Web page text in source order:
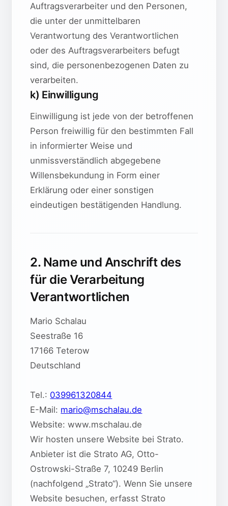
Auftragsverarbeiter und den Personen,
die unter der unmittelbaren
Verantwortung des Verantwortlichen
oder des Auftragsverarbeiters befugt
sind, die personenbezogenen Daten zu
verarbeiten.
k) Einwilligung
Einwilligung ist jede von der betroffenen
Person freiwillig für den bestimmten Fall
in informierter Weise und
unmissverständlich abgegebene
Willensbekundung in Form einer
Erklärung oder einer sonstigen
eindeutigen bestätigenden Handlung.
2. Name und Anschrift des
für die Verarbeitung
Verantwortlichen
Mario Schalau
Seestraße 16
17166 Teterow
Deutschland
Tel.: 039961320844
E-Mail: mario@mschalau.de
Website: www.mschalau.de
Wir hosten unsere Website bei Strato.
Anbieter ist die Strato AG, Otto-
Ostrowski-Straße 7, 10249 Berlin
(nachfolgend „Strato“). Wenn Sie unsere
Website besuchen, erfasst Strato